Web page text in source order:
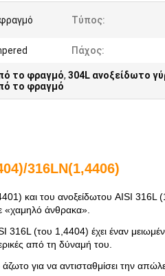
Τύπος:
Πάχος:
το φραγμό, 304L ανοξείδωτο
το φραγμό
316LN(1,4406)
και του ανοξείδωτου AISI 316L
«χαμηλό άνθρακα».
(του 1,4404) έχει έναν
από τη δύναμή του.
για να αντισταθμίσει την